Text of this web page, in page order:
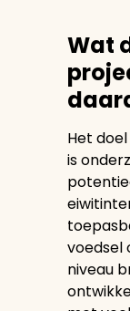
Wat
Het
is
voedsel
niveau